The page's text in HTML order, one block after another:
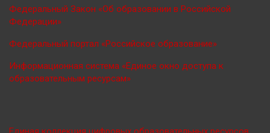
Федеральный Закон «Об образовании в Российской
Федерации»
Федеральный портал «Российское образование»
Информационная система «Единое окно доступа к
образовательным ресурсам»